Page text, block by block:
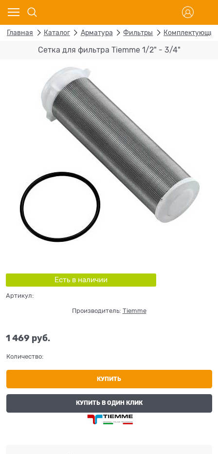
Главная Каталог Арматура Фильтры
Сетка для фильтра Tiemme 1/2" - 3/4"
Есть в наличии
Артикул:
Производитель: Tiemme
1 469 руб.
Количество:
КУПИТЬ
КУПИТЬ В ОДИН КЛИК